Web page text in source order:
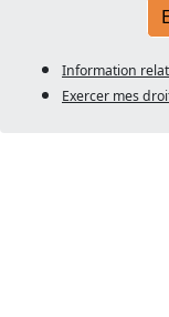
Information
Exercer mes